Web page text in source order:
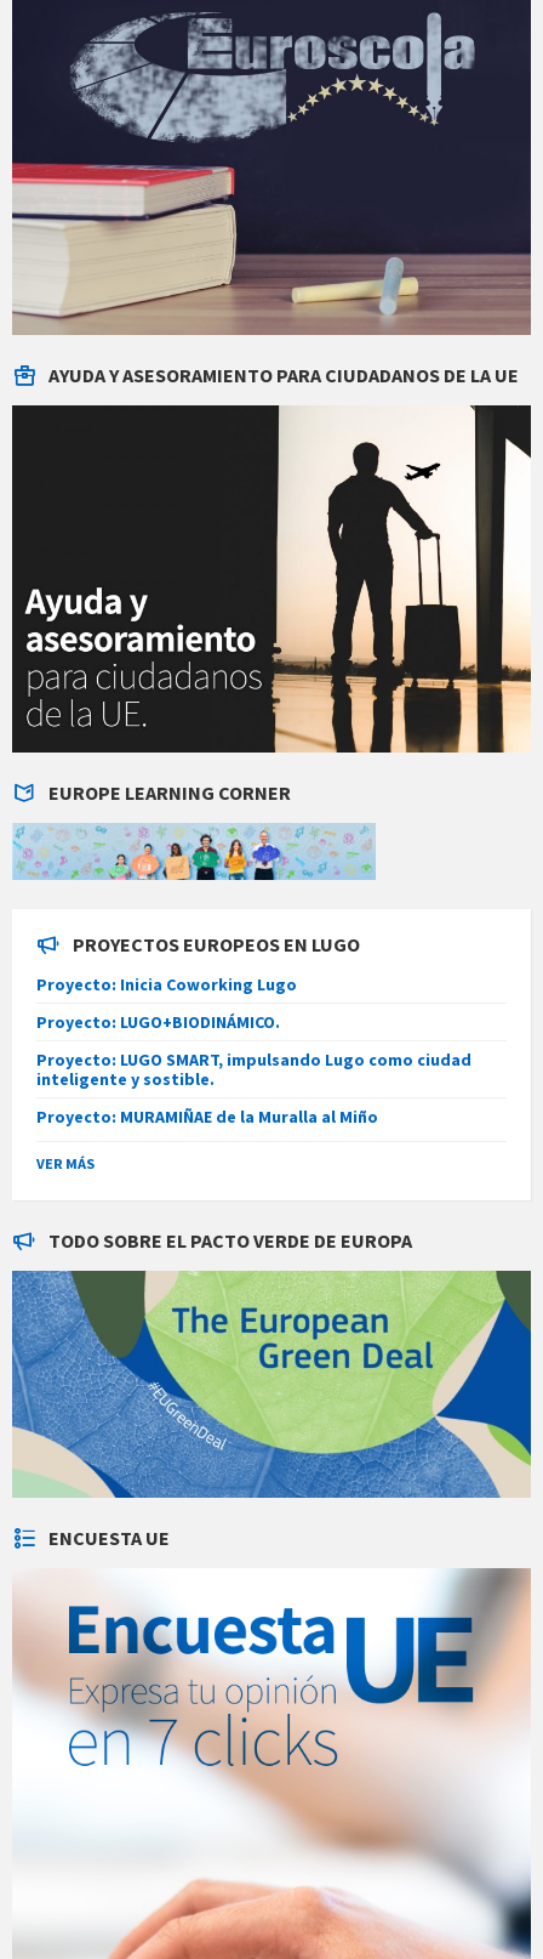
AYUDA Y ASESORAMIENTO PARA CIUDADANOS DE LA UE
EUROPE LEARNING CORNER
PROYECTOS EUROPEOS EN LUGO
Proyecto: Inicia Coworking Lugo
Proyecto: LUGO+BIODINÁMICO.
Proyecto: LUGO SMART, impulsando Lugo como ciudad
inteligente y sostible.
Proyecto: MURAMIÑAE de la Muralla al Miño
VER MÁS
TODO SOBRE EL PACTO VERDE DE EUROPA
ENCUESTA UE